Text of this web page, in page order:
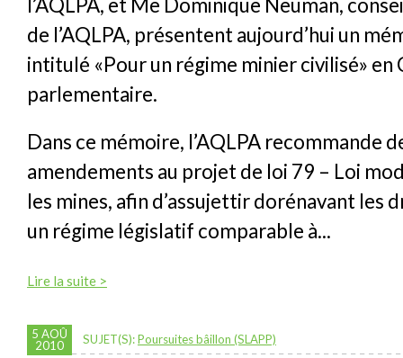
de l’AQLPA, présentent aujourd’hui un
intitulé «Pour un régime minier civilisé» en
parlementaire.
Dans ce mémoire, l’AQLPA recommande
amendements au projet de loi 79 – Loi
les mines, afin d’assujettir dorénavant les
un régime législatif comparable à...
Lire la suite >
5 AOÛ
2010
SUJET(S):Poursuites bâillon (SLAPP)